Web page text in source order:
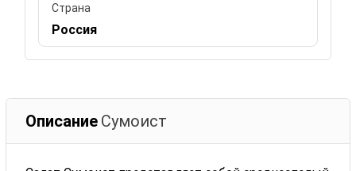
Страна
Россия
Описание Сумоист